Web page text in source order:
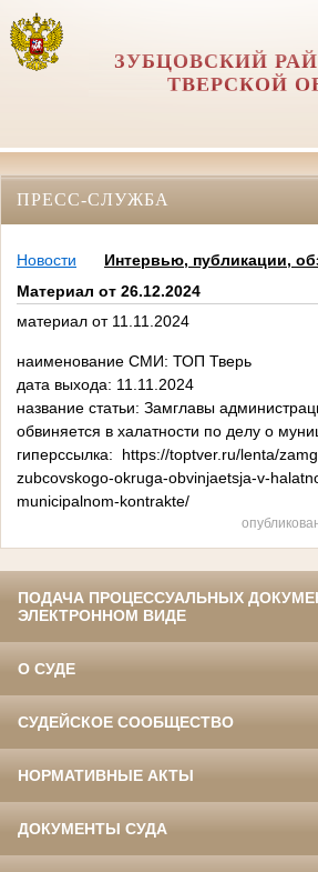
ЗУБЦОВСКИЙ
ТВЕРСКОЙ
ПРЕСС-СЛУЖБА
Новости
Интервью, публикации,
Материал от 26.12.2024
материал от 11.11.2024
наименование СМИ: ТОП Тверь
дата выхода: 11.11.2024
название статьи: Замглавы
обвиняется в халатности по делу о
гиперссылка: https://toptver.ru/lenta/
zubcovskogo-okruga-obvinjaetsja-v-
municipalnom-kontrakte/
ПОДАЧА ПРОЦЕССУАЛЬНЫХ
ЭЛЕКТРОННОМ ВИДЕ
О СУДЕ
СУДЕЙСКОЕ СООБЩЕСТВО
НОРМАТИВНЫЕ АКТЫ
ДОКУМЕНТЫ СУДА